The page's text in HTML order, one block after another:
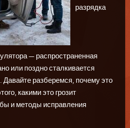
разрядка
— распространенная
или поздно сталкивается
разберемся, почему это
какими это грозит
и методы исправления